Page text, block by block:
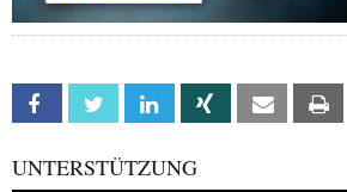
Facebook Twitter Linkedin Xing Email
UNTERSTÜTZUNG